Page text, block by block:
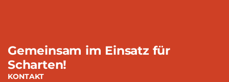
Gemeinsam im Einsatz für
Scharten!
KONTAKT